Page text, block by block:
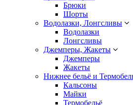
Брюки
Шорты
Водолазки, Лонгсливы
Водолазки
Лонгсливы
Джемперы, Жакеты
Джемперы
Жакеты
Нижнее бельё и
Кальсоны
Майки
Термобельё